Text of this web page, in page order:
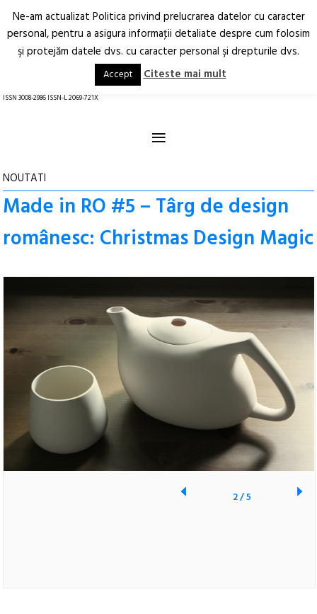
Arhitectură.
Oraș.
RO EN
ISSN 3008-2986 ISSN-L 2069-721X
≡
NOUTATI
Made in RO #5 – Târg de design
românesc: Christmas Design Magic
2/5
Ne-am actualizat Politica privind prelucrarea datelor cu caracter
personal, pentru a asigura informaţii detaliate despre cum folosim
şi protejăm datele dvs. cu caracter personal şi drepturile dvs.
Accept Citeste mai mult